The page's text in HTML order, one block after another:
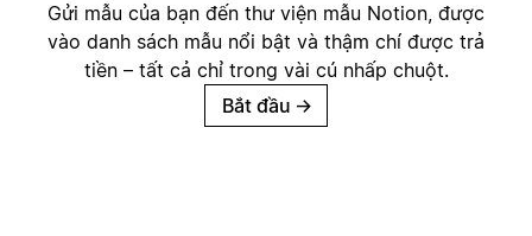
Gửi mẫu của bạn đến thư viện mẫu Notion, được
vào danh sách mẫu nổi bật và thậm chí được trả
tiền – tất cả chỉ trong vài cú nhấp chuột.
Bắt đầu →